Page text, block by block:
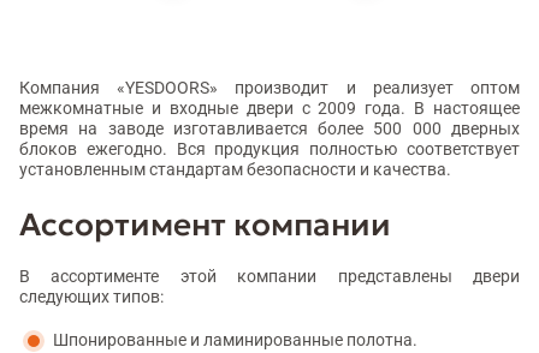
Компания «YESDOORS» производит и реализует оптом
межкомнатные и входные двери с 2009 года. В настоящее
время на заводе изготавливается более 500 000 дверных
блоков ежегодно. Вся продукция полностью соответствует
установленным стандартам безопасности и качества.
Ассортимент компании
В ассортименте этой компании представлены двери
следующих типов:
Шпонированные и ламинированные полотна.